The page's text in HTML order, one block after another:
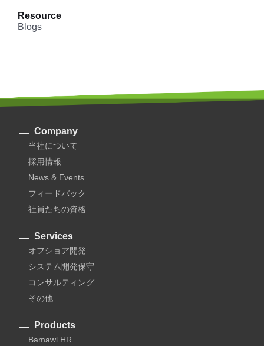
Resource
Blogs
Company
当社について
採用情報
News & Events
フィードバック
社員たちの資格
Services
オフショア開発
システム開発保守
コンサルティング
その他
Products
Bamawl HR